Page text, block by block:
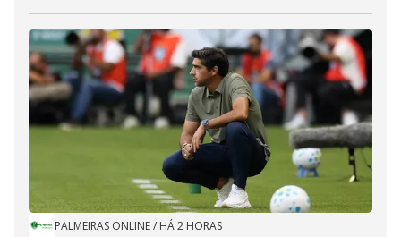
PALMEIRAS ONLINE/ HÁ 2 HORAS